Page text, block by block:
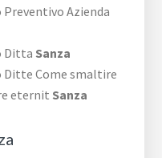
Azienda
Ditta Sanza
Come smaltire
eternit Sanza